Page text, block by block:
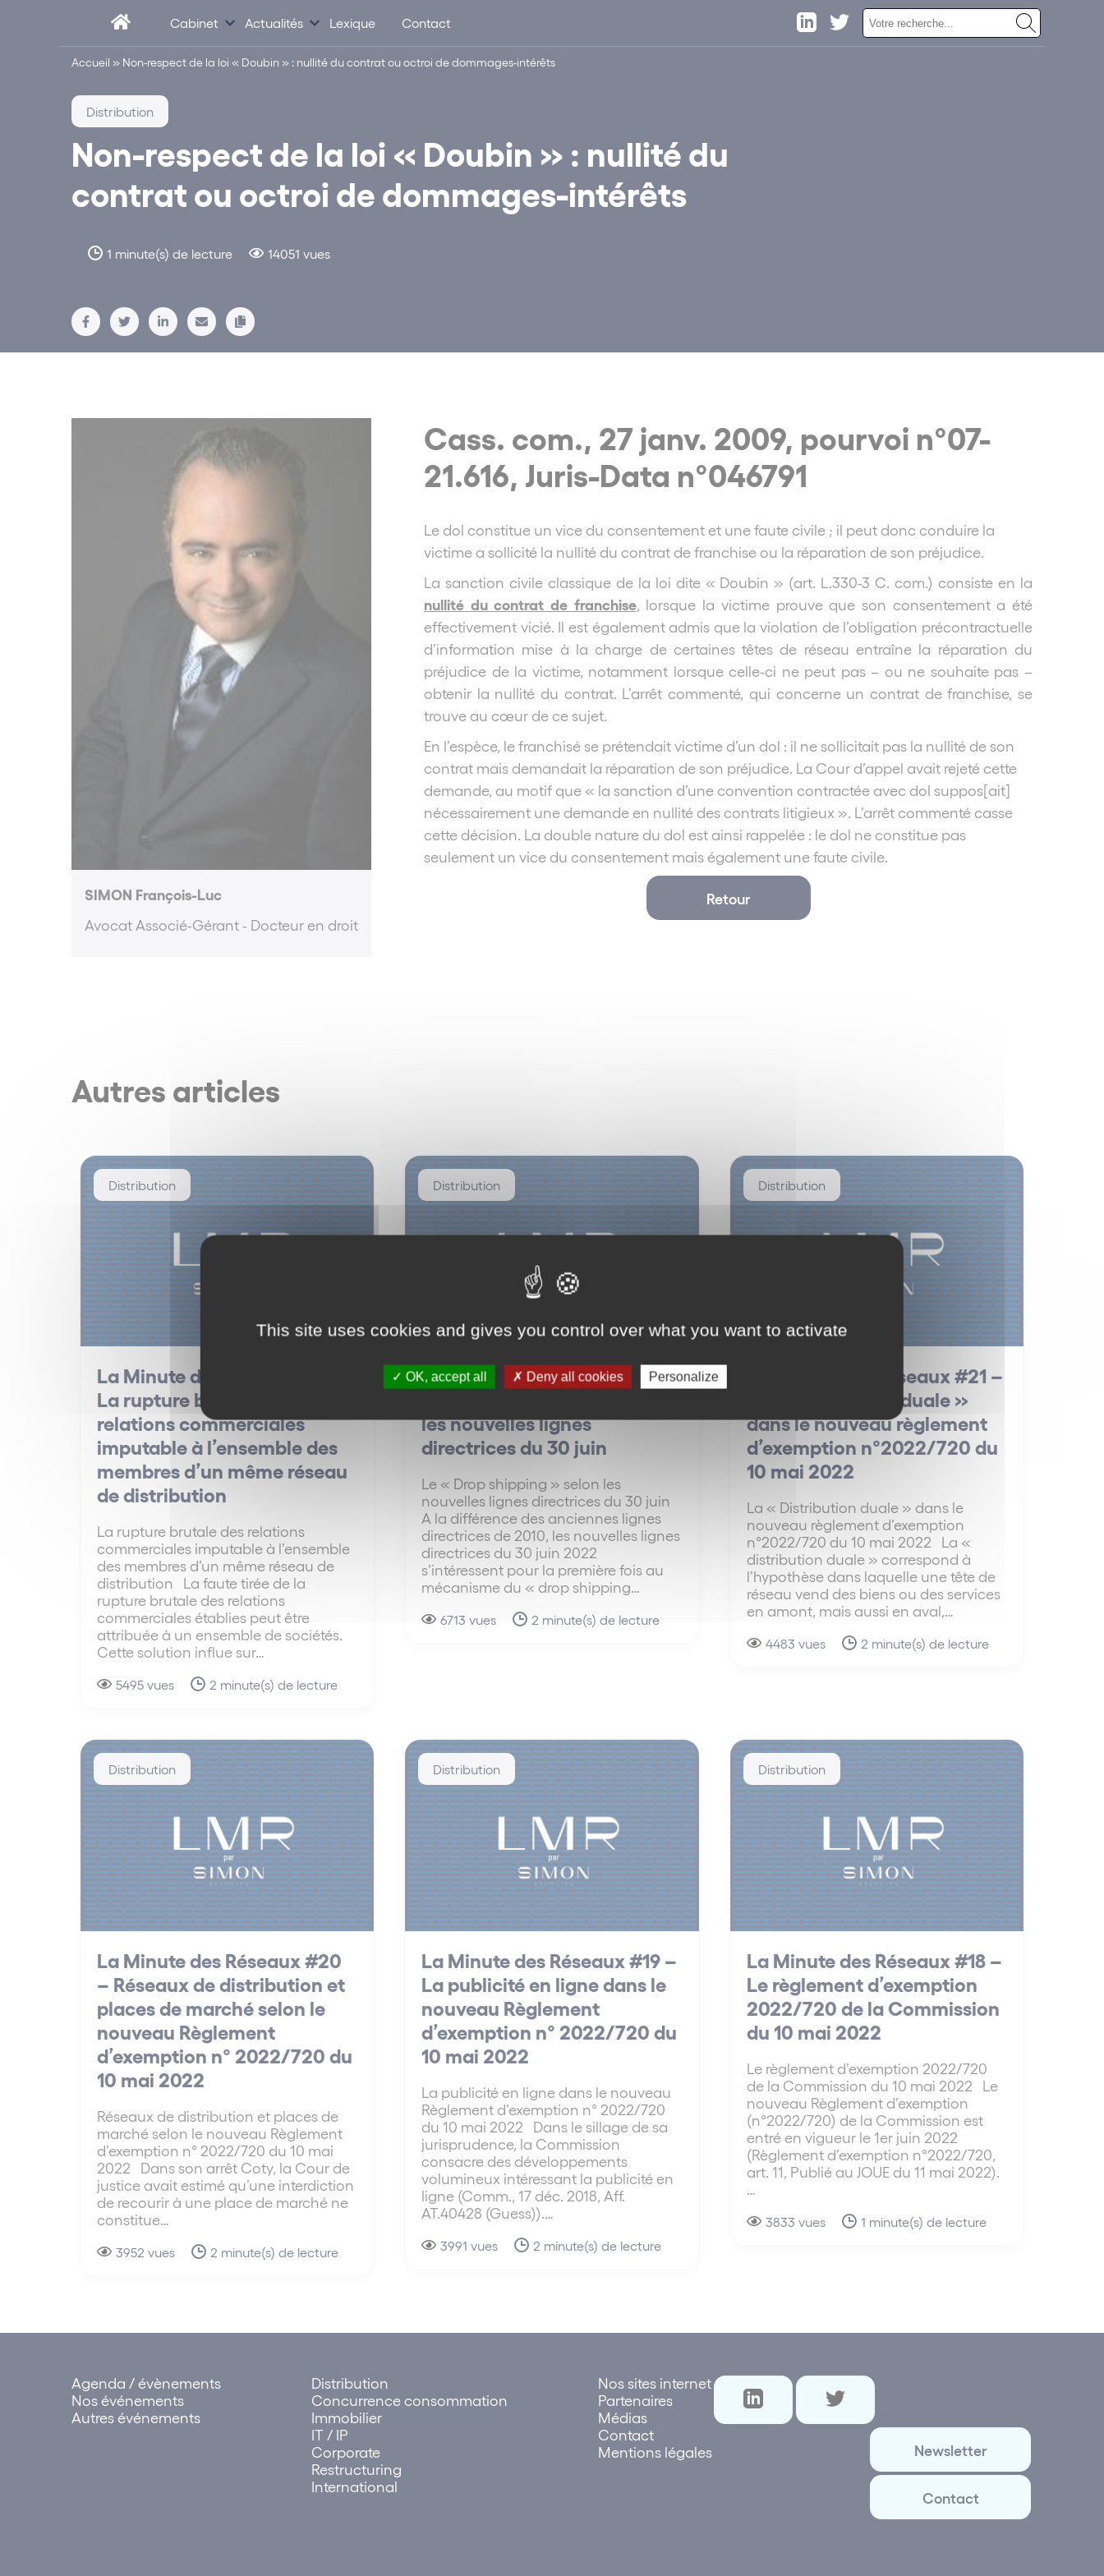
Cabinet Actualités Lexique Contact
Accueil » Non-respect de la loi « Doubin » : nullité du contrat ou octroi de dommages-intérêts
Non-respect de la loi « Doubin » : nullité du
contrat ou octroi de dommages-intérêts
1 minute(s) de lecture 14051 vues
Distribution
SIMON François-Luc
Avocat Associé-Gérant - Docteur en droit
Cass. com., 27 janv. 2009, pourvoi n°07-
21.616, Juris-Data n°046791
Le dol constitue un vice du consentement et une faute civile ; il peut donc conduire la
victime a sollicité la nullité du contrat de franchise ou la réparation de son préjudice.
La sanction civile classique de la loi dite « Doubin » (art. L.330-3 C. com.) consiste en la
nullité du contrat de franchise, lorsque la victime prouve que son consentement a été
effectivement vicié. Il est également admis que la violation de l’obligation précontractuelle
d’information mise à la charge de certaines têtes de réseau entraîne la réparation du
préjudice de la victime, notamment lorsque celle-ci ne peut pas – ou ne souhaite pas –
obtenir la nullité du contrat. L’arrêt commenté, qui concerne un contrat de franchise, se
trouve au cœur de ce sujet.
En l’espèce, le franchisé se prétendait victime d’un dol : il ne sollicitait pas la nullité de son
contrat mais demandait la réparation de son préjudice. La Cour d’appel avait rejeté cette
demande, au motif que « la sanction d’une convention contractée avec dol suppos[ait]
nécessairement une demande en nullité des contrats litigieux ». L’arrêt commenté casse
cette décision. La double nature du dol est ainsi rappelée : le dol ne constitue pas
seulement un vice du consentement mais également une faute civile.
Retour
Autres articles
Distribution
La Minute des Réseaux #23 –
La rupture brutale des
relations commerciales
imputable à l’ensemble des
membres d’un même réseau
de distribution
La rupture brutale des relations
commerciales imputable à l’ensemble
des membres d’un même réseau de
distribution La faute tirée de la
rupture brutale des relations
commerciales établies peut être
attribuée à un ensemble de sociétés.
Cette solution influe sur…
5495 vues 2 minute(s) de lecture
Distribution
La Minute des Réseaux #22 –
les nouvelles lignes
directrices du 30 juin
Le « Drop shipping » selon les
nouvelles lignes directrices du 30 juin
A la différence des anciennes lignes
directrices de 2010, les nouvelles lignes
directrices du 30 juin 2022
s’intéressent pour la première fois au
mécanisme du « drop shipping…
6713 vues 2 minute(s) de lecture
Distribution
La Minute des Réseaux #21 –
La « Distribution duale »
dans le nouveau règlement
d’exemption n°2022/720 du
10 mai 2022
La « Distribution duale » dans le
nouveau règlement d’exemption
n°2022/720 du 10 mai 2022 La «
distribution duale » correspond à
l’hypothèse dans laquelle une tête de
réseau vend des biens ou des services
en amont, mais aussi en aval,…
4483 vues 2 minute(s) de lecture
Distribution
La Minute des Réseaux #20
– Réseaux de distribution et
places de marché selon le
nouveau Règlement
d’exemption n° 2022/720 du
10 mai 2022
Réseaux de distribution et places de
marché selon le nouveau Règlement
d’exemption n° 2022/720 du 10 mai
2022 Dans son arrêt Coty, la Cour de
justice avait estimé qu’une interdiction
de recourir à une place de marché ne
constitue…
3952 vues 2 minute(s) de lecture
Distribution
La Minute des Réseaux #19 –
La publicité en ligne dans le
nouveau Règlement
d’exemption n° 2022/720 du
10 mai 2022
La publicité en ligne dans le nouveau
Règlement d’exemption n° 2022/720
du 10 mai 2022 Dans le sillage de sa
jurisprudence, la Commission
consacre des développements
volumineux intéressant la publicité en
ligne (Comm., 17 déc. 2018, Aff.
AT.40428 (Guess)).…
3991 vues 2 minute(s) de lecture
Distribution
La Minute des Réseaux #18 –
Le règlement d’exemption
2022/720 de la Commission
du 10 mai 2022
Le règlement d’exemption 2022/720
de la Commission du 10 mai 2022 Le
nouveau Règlement d’exemption
(n°2022/720) de la Commission est
entré en vigueur le 1er juin 2022
(Règlement d’exemption n°2022/720,
art. 11, Publié au JOUE du 11 mai 2022).
3833 vues 1 minute(s) de lecture
Agenda / évènements
Nos événements
Autres événements
Distribution
Concurrence consommation
Immobilier
IT / IP
Corporate
Restructuring
International
Nos sites internet
Partenaires
Médias
Contact
Mentions légales
Newsletter
Contact
This site uses cookies and gives you control over what you want to activate
OK, accept all Deny all cookies Personalize